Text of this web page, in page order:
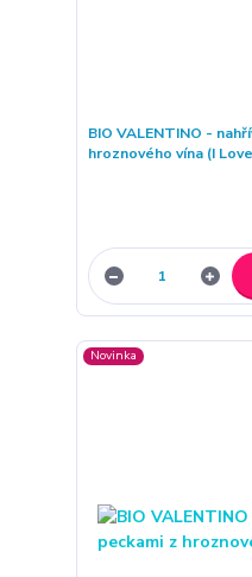
BIO VALENTINO -
hroznového vína (I
Novinka